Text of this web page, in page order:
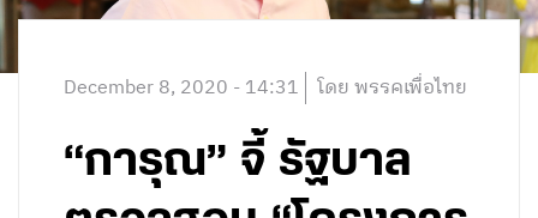
December 8, 2020 - 14:31 โดย พรรคเพื่อไทย
“การุณ” จี้ รัฐบาล